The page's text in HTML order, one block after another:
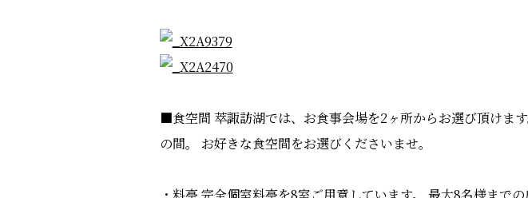
■食空間 萃諏訪湖では、お食事会場を2ヶ所からお選び頂けま
の間。 お好きな食空間をお選びくださいませ。
・料亭 完全個室料亭を8室ご用意しています。 最大8名様まで